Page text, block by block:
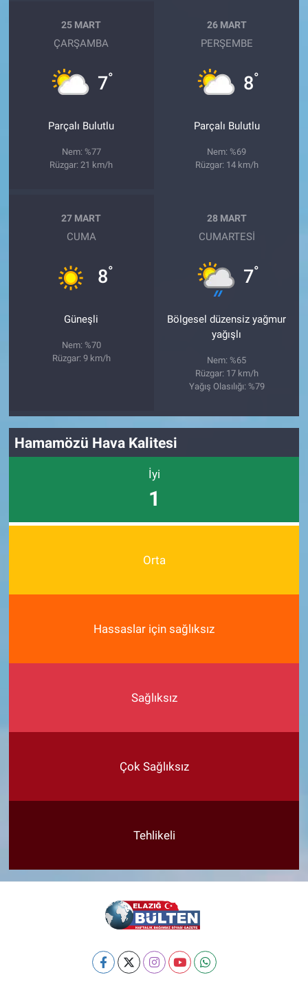
25 MART
ÇARŞAMBA
7°
Parçalı Bulutlu
Nem: %77
Rüzgar: 21 km/h
26 MART
PERŞEMBE
8°
Parçalı Bulutlu
Nem: %69
Rüzgar: 14 km/h
27 MART
CUMA
8°
Güneşli
Nem: %70
Rüzgar: 9 km/h
28 MART
CUMARTESI
7°
Bölgesel düzensiz yağmur
yağışlı
Nem: %65
Rüzgar: 17 km/h
Yağış Olasılığı: %79
Hamamözü Hava Kalitesi
İyi
1
Orta
Hassaslar için sağlıksız
Sağlıksız
Çok Sağlıksız
Tehlikeli